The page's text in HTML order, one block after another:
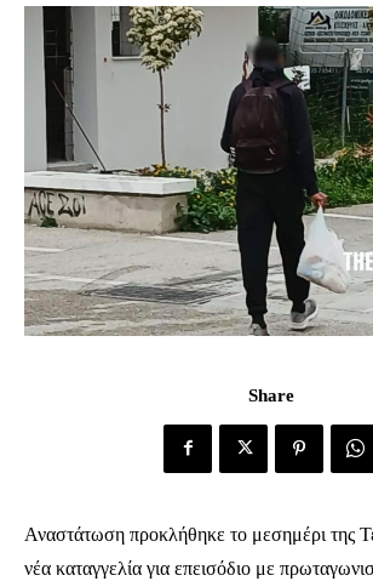
Share
Αναστάτωση προκλήθηκε το μεσημέρι της
νέα καταγγελία για επεισόδιο με